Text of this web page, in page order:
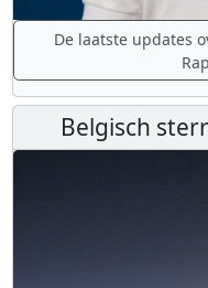
De laatste updates
Belgisch